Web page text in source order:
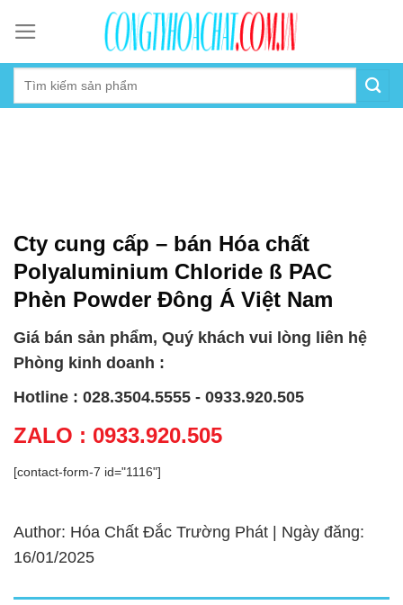
content
Cty cung cấp – bán Hóa chất
Polyaluminium Chloride ß PAC
Phèn Powder Đông Á Việt Nam
Giá bán sản phẩm, Quý khách vui lòng liên hệ
Phòng kinh doanh :
Hotline : 028.3504.5555 - 0933.920.505
ZALO : 0933.920.505
[contact-form-7 id="1116"]
Author: Hóa Chất Đắc Trường Phát | Ngày đăng:
16/01/2025